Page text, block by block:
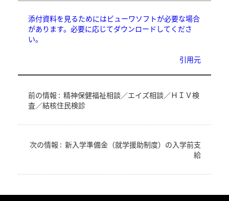
添付資料を見るためにはビューワソフトが必要な場合
があります。必要に応じてダウンロードしてくださ
い。
引用元
前の情報 : 精神保健福祉相談／エイズ相談／ＨＩＶ検
査／結核住民検診
次の情報 : 新入学準備金（就学援助制度）の入学前支
給